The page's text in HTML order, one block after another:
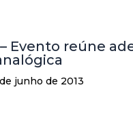
Evento reúne
junho de 2013